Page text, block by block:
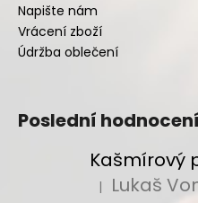
Napište nám
Vrácení zboží
Údržba oblečení
Poslední
Kašmírový
Hodnocení
| Lukaš